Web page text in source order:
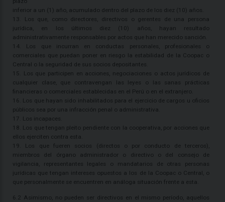
inferior a un (1) año, acumulado dentro del plazo de los diez (10) años.
13. Los que, como directores, directivos o gerentes de una persona
jurídica, en los últimos diez (10) años, hayan resultado
administrativamente responsables por actos que han merecido sanción.
14. Los que incurran en conductas personales, profesionales o
comerciales que puedan poner en riesgo la estabilidad de la Coopac o
Central o la seguridad de sus socios depositantes.
15. Los que participen en acciones, negociaciones o actos jurídicos de
cualquier clase, que contravengan las leyes o las sanas prácticas
financieras o comerciales establecidas en el Perú o en el extranjero.
16. Los que hayan sido inhabilitados para el ejercicio de cargos u oficios
públicos sea por una infracción penal o administrativa.
17. Los incapaces.
18. Los que tengan pleito pendiente con la cooperativa, por acciones que
ellos ejerciten contra esta.
19. Los que fueren socios (directos o por conducto de terceros),
miembros del órgano administrador o directivo o del consejo de
vigilancia, representantes legales o mandatarios de otras personas
jurídicas que tengan intereses opuestos a los de la Coopac o Central, o
que personalmente se encuentren en análoga situación frente a esta.
6.2 Asimismo, no pueden ser directivos en el mismo período, aquellos